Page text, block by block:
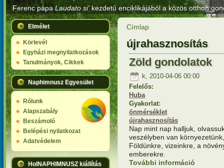
Ferenc pápaLaudato si'kezdetű enciklikájából a közös otthon
Elmélet
Körlevél
Egyházi megnyilatkozások
Tanulmányok, Cikkek
Naphimnusz Egyesület
Rólunk
Alapszabály
Beszámoló
Belépési nyilatkozat
Adatvédelem
HolNAPHIMNUSZ kiállítás
Címlap
újrahasznosítás
Zöld gondolatok
k, 2010-04-06 00:00
Felelős:
Huba
Gyakorlat:
önmérséklet
újrahasznosítás
Nap mint nap halljuk,
veszélyben van
Földünkre, vizeinkre, a
emberekre.
További információ